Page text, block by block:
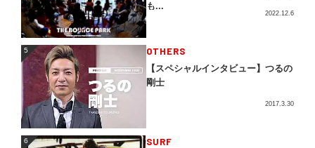
も...
2022.12.6
5 OTHERS
【スペシャルインタビュー】つるの
剛士
2017.3.30
6 SURF